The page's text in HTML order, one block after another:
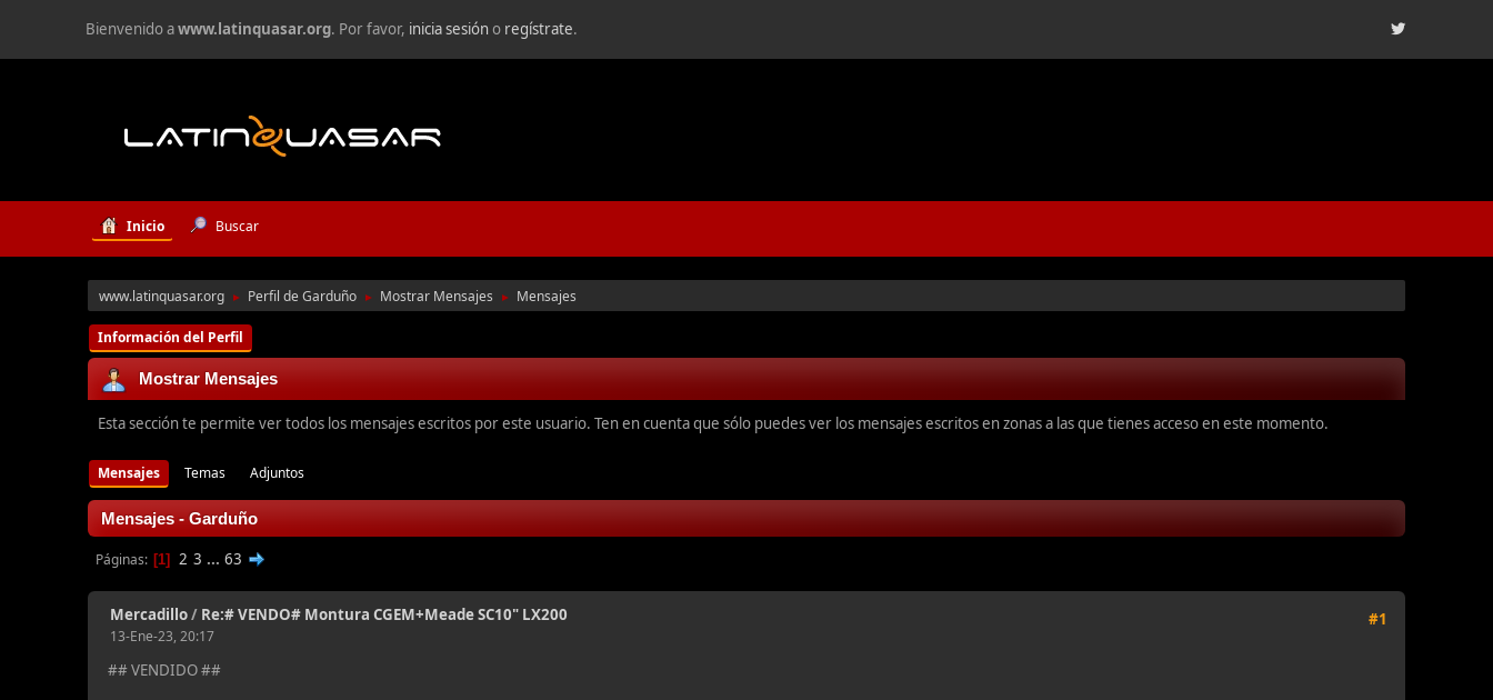
Bienvenido awww.latinquasar.org. Por favor, inicia sesióno regístrate.
Inicio Buscar
www.latinquasar.org ► Perfil de Garduño ► Mostrar Mensajes ► Mensajes
Información del Perfil
Mostrar Mensajes
Esta sección te permite ver todos los mensajes escritos por este usuario. Ten en cuenta que sólo puedes ver los mensajes escritos en zonas a las que tienes acceso en este momento.
Mensajes Temas Adjuntos
Mensajes - Garduño
Páginas 1 2 3 ... 63
#1
Mercadillo/ Re:# VENDO# Montura CGEM+Meade SC10" LX200
13-Ene-23, 20:17
## VENDIDO ##